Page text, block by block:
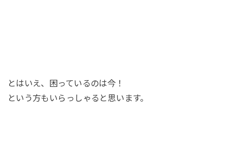
とはいえ、困っているのは今！
という方もいらっしゃると思います。